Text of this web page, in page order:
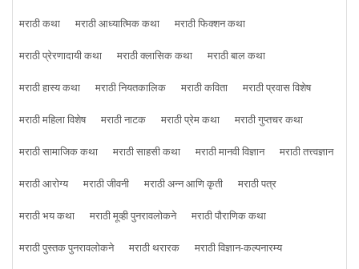
मराठी कथा मराठी आध्यात्मिक कथा
मराठी फिक्शन कथा
मराठी प्रेरणादायी कथा
मराठी क्लासिक कथा
मराठी बाल कथा
मराठी हास्य कथा
मराठी नियतकालिक मराठी कविता
मराठी प्रवास विशेष
मराठी महिला विशेष
मराठी नाटक मराठी प्रेम कथा
मराठी गुप्तचर कथा
मराठी सामाजिक कथा
मराठी साहसी कथा मराठी मानवी विज्ञान
मराठी तत्त्वज्ञान
मराठी आरोग्य
मराठी जीवनी मराठी अन्न आणि कृती
मराठी पत्र
मराठी भय कथा
मराठी मूव्ही पुनरावलोकने
मराठी पौराणिक कथा
मराठी पुस्तक पुनरावलोकने
मराठी थरारक
मराठी विज्ञान-कल्पनारम्य